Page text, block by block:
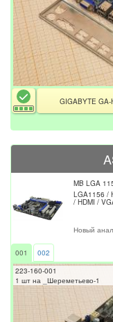
GIGABYTE GA-
MB LGA
LGA1156 /
/ HDMI /
Новый
001
002
223-160-001
1 шт на _Шереметьево-1